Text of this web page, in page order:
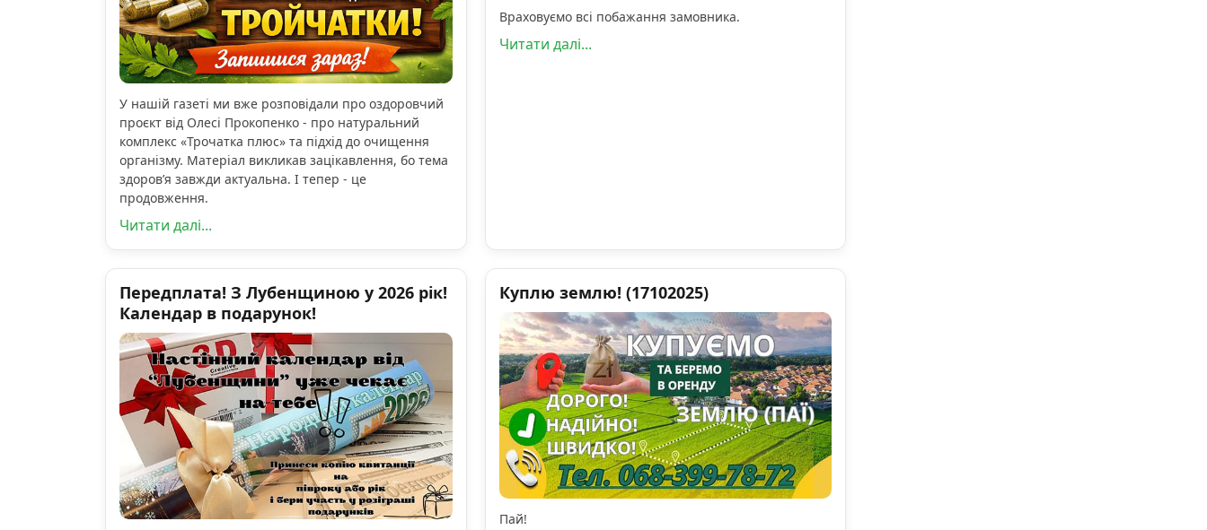
У нашій газеті ми вже розповідали про оздоровчий
проєкт від Олесі Прокопенко - про натуральний
комплекс «Трочатка плюс» та підхід до очищення
організму. Матеріал викликав зацікавлення, бо тема
здоров’я завжди актуальна. І тепер - це
продовження.
Читати далі...
Враховуємо всі побажання замовника.
Читати далі...
Передплата! З Лубенщиною у 2026 рік!
Календар в подарунок!
Куплю землю! (17102025)
Пай!